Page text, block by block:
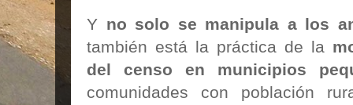
Y no solo se manipula a los
también está la práctica de la
del censo en municipios
comunidades con población